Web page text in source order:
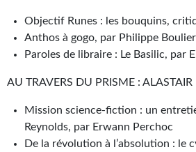
Journal d'un homme des bois
FORUMS
F.A.Q.
Objectif Runes : les bouquins,
Anthos à gogo, par Philippe Boulier
Paroles de libraire : Le Basilic, par
AU TRAVERS DU PRISME : ALASTAIR
Mission science-fiction : un
Reynolds, par Erwann Perchoc
De la révolution à l’absolution : le